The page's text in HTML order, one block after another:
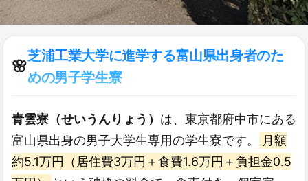
🌸
芝浦工業大学に進学する富山県出身者のた
めの男子学生寮
青雲寮（せいうんりょう） は、東京都府中市にある
富山県出身の男子大学生専用の学生寮です。
月額
約5.1万円（居住費3万円＋食費1.6万円＋負担金0.5